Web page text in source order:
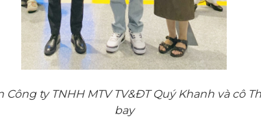
ty TNHH MTV TV&ĐT Quý Khanh và cô
bay